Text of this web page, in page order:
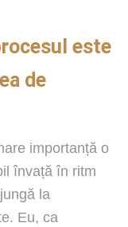
este
de
importanță o
învață în ritm
la
Eu, ca